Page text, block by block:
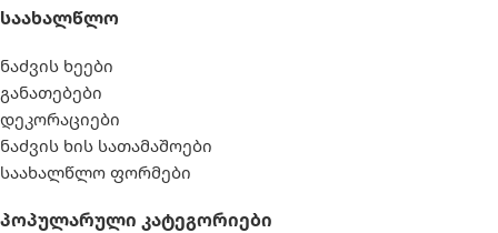
Საახალწლო
ნაძვის ხეები
განათებები
დეკორაციები
ნაძვის ხის სათამაშოები
საახალწლო ფორმები
Პოპულარული Კატეგორიები